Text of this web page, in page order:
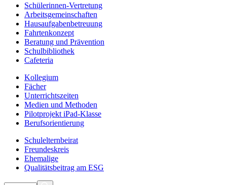
Schülerinnen-Vertretung
Arbeitsgemeinschaften
Hausaufgabenbetreuung
Fahrtenkonzept
Beratung und Prävention
Schulbibliothek
Cafeteria
Kollegium
Fächer
Unterrichtszeiten
Medien und Methoden
Pilotprojekt iPad-Klasse
Berufsorientierung
Schulelternbeirat
Freundeskreis
Ehemalige
Qualitätsbeitrag am ESG